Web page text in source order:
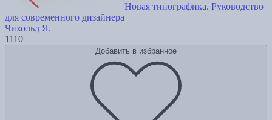
Новая типографика. Руководство
для современного дизайнера
Чихольд Я.
1110
Добавить в избранное